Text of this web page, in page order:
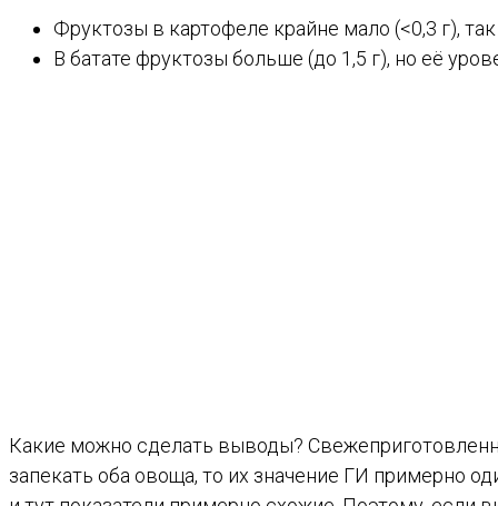
Фруктозы в картофеле крайне мало (<0,3 г),
В батате фруктозы больше (до 1,5 г), но её
Какие можно сделать выводы?
запекать оба овоща, то их значение ГИ примерно